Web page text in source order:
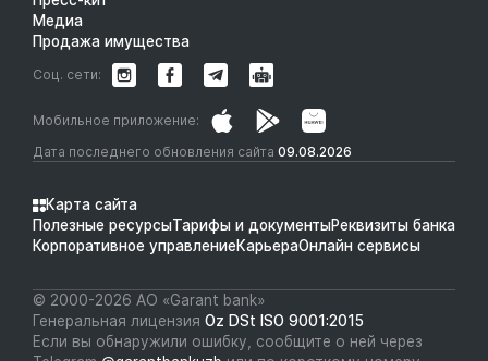
Медиа
Продажа имущества
Дата последнего обновления сайта 09.08.2026
Мобильное приложение:
Соц. сети:
Карта сайта
Полезные ресурсыТарифы и документыРеквизиты банка
Корпоративное управлениеКарьераОнлайн сервисы
© 2000-2026 АО «Garant bank»
Генеральная лицензия Oz DSt ISO 9001:2015
Если вы обнаружили ошибку, сообщите о ней через